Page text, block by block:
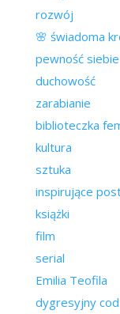
rozwój
🌸 świadoma
pewność siebie
duchowość
zarabianie
biblioteczka
kultura
sztuka
inspirujące
książki
film
serial
Emilia Teofila
dygresyjny